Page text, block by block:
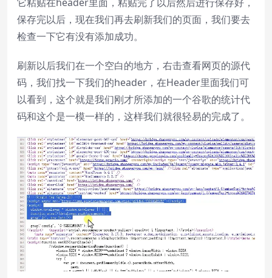
它粘贴在header里面，粘贴完了以后然后进行保存好，
保存完以后，现在我们再去刷新我们的页面，我们要去
检查一下它有没有添加成功。
刷新以后我们在一个空白的地方，右击查看网页的源代
码，我们找一下我们的header，在Header里面我们可
以看到，这个就是我们刚才所添加的一个谷歌的统计代
码和这个是一模一样的，这样我们就很轻易的完成了。